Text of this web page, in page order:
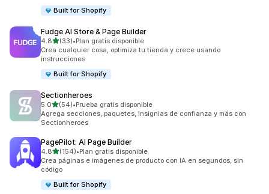
Built for Shopify
Fudge AI Store & Page Builder
4.8de 5 estrellas
(33)
33 reseñas en total
•Plan gratis disponible
Crea cualquier cosa, optimiza tu tienda y crece usando
instrucciones
Built for Shopify
Sectionheroes
5.0de 5 estrellas
(54)
54 reseñas en total
•Prueba gratis disponible
Agrega secciones, paquetes, insignias de confianza y más con
Sectionheroes
PagePilot: AI Page Builder
4.8de 5 estrellas
(154)
154 reseñas en total
•Plan gratis disponible
Crea páginas e imágenes de producto con IA en segundos, sin
código
Built for Shopify